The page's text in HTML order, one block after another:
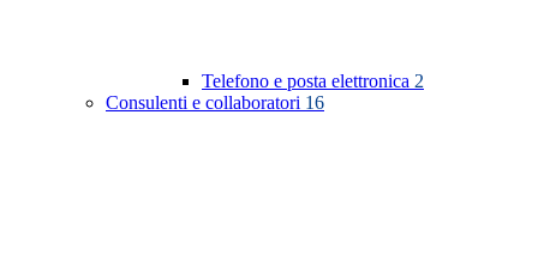
Telefono e posta elettronica 2
Consulenti e collaboratori 16